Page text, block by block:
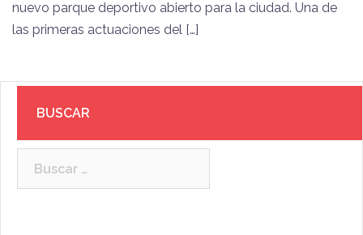
nuevo parque deportivo abierto para la ciudad. Una de
las primeras actuaciones del […]
BUSCAR